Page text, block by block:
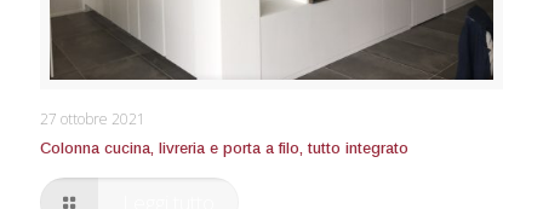
Colonna cucina, livreria e porta a filo, tutto integrato
27 ottobre 2021
Colonna cucina, livreria e porta a filo, tutto integrato